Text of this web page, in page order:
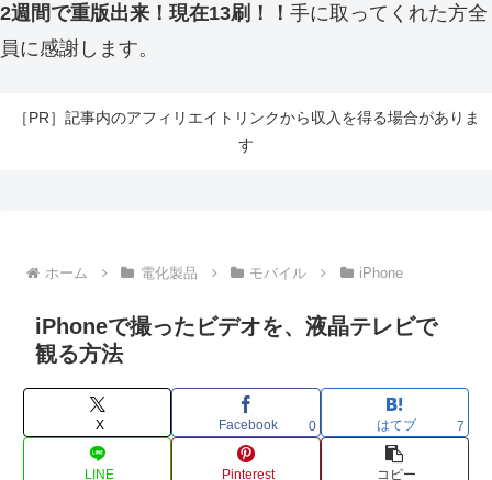
2週間で重版出来！現在13刷！！ 手に取ってくれた方全
員に感謝します。
［PR］記事内のアフィリエイトリンクから収入を得る場合がありま
す
ホーム 電化製品 モバイル iPhone
iPhoneで撮ったビデオを、液晶テレビで
観る方法
X Facebook 0 はてブ 7
LINE Pinterest コピー